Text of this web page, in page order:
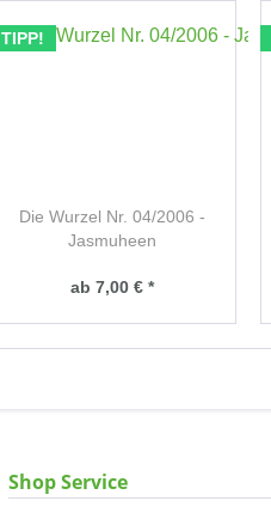
TIPP!
Die Wurzel Nr. 04/2006 -
Jasmuheen
ab 7,00 € *
Shop Service